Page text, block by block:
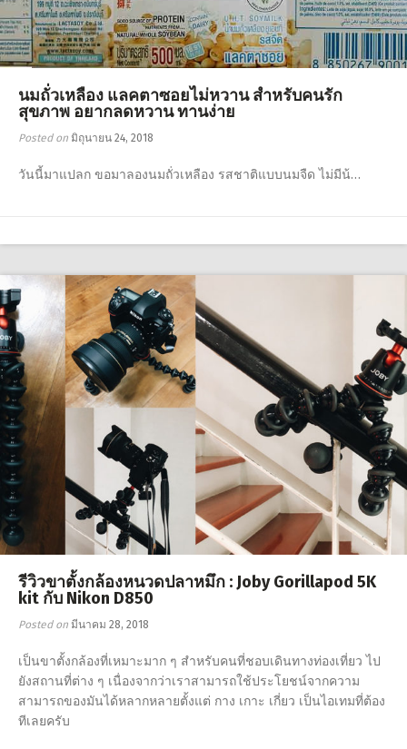
นมถั่วเหลือง แลคตาซอยไม่หวาน สำหรับคนรัก
สุขภาพ อยากลดหวาน ทานง่าย
Posted on มิถุนายน 24, 2018
วันนี้มาแปลก ขอมาลองนมถั่วเหลือง รสชาติแบบนมจืด ไม่มีน้…
รีวิวขาตั้งกล้องหนวดปลาหมึก : Joby Gorillapod 5K
kit กับ Nikon D850
Posted on มีนาคม 28, 2018
เป็นขาตั้งกล้องที่เหมาะมาก ๆ สำหรับคนที่ชอบเดินทางท่องเที่ยว ไป
ยังสถานที่ต่าง ๆ เนื่องจากว่าเราสามารถใช้ประโยชน์จากความ
สามารถของมันได้หลากหลายตั้งแต่ กาง เกาะ เกี่ยว เป็นไอเทมที่ต้อง
ทีเลยครับ